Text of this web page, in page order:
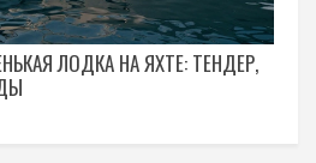
ЛОДКА НА ЯХТЕ: ТЕНДЕР,